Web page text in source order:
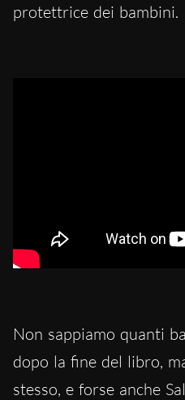
protettrice dei bambini.
Non sappiamo quanti
dopo la fine del libro,
stesso, e forse anche